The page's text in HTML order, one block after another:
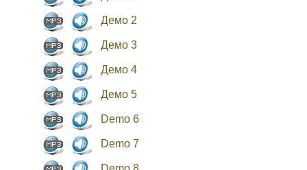
Демо 2
Демо 3
Демо 4
Демо 5
Demo 6
Demo 7